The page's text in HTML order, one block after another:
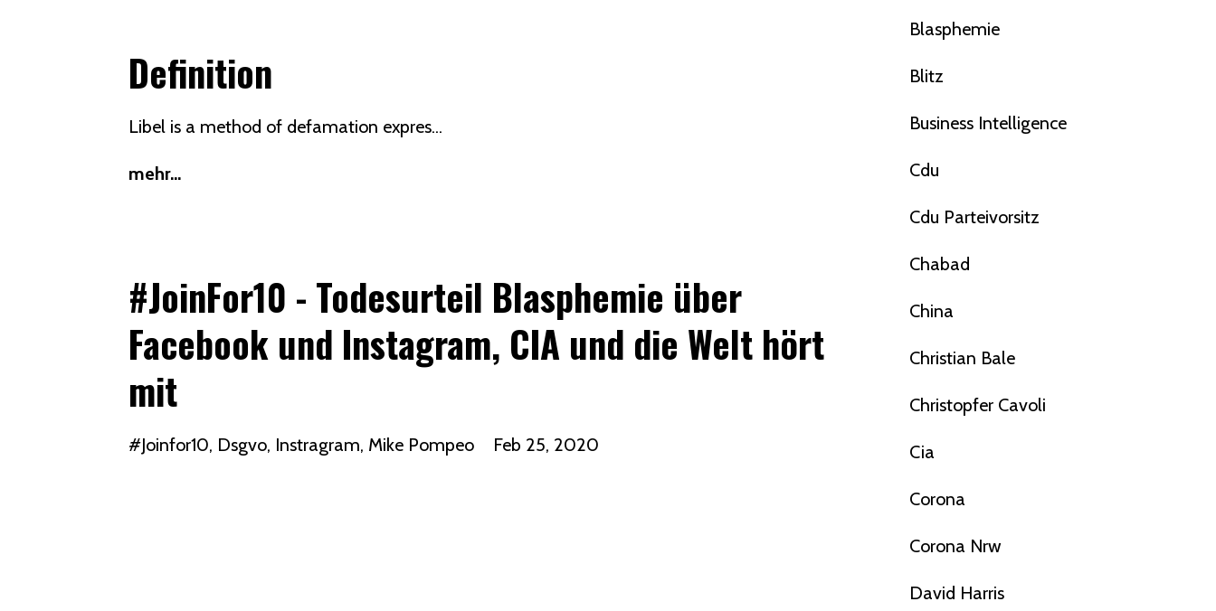
Definition
Libel is a method of defamation expres...
mehr...
#JoinFor10 - Todesurteil Blasphemie über
Facebook und Instagram, CIA und die Welt hört
mit
#joinfor10 Dsgvo Instragram Mike Pompeo Feb 25, 2020
Blasphemie
Blitz
Business Intelligence
Cdu
Cdu Parteivorsitz
Chabad
China
Christian Bale
Christopfer Cavoli
Cia
Corona
Corona Nrw
David Harris